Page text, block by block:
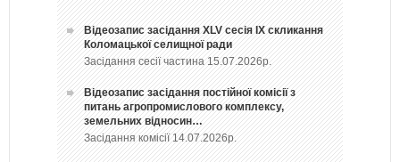
Відеозапис засідання ХLV сесія ІХ скликання
Коломацької селищної ради
Засідання сесії частина 15.07.2026р.
Відеозапис засідання постійної комісії з
питань агропромислового комплексу,
земельних відносин…
Засідання комісії 14.07.2026р.